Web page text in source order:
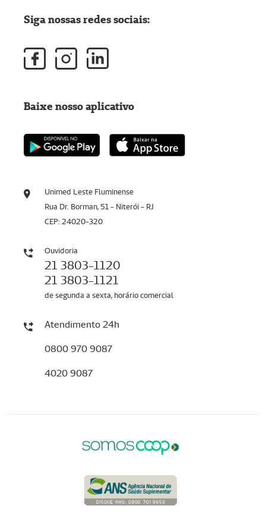
Unimed Leste Fluminense
Rua Dr. Borman, 51 - Niterói - RJ
CEP: 24020-320
Ouvidoria
21 3803-1120
21 3803-1121
de segunda a sexta, horário comercial
Atendimento 24h
0800 970 9087
4020 9087
Siga nossas redes sociais:
Baixe nosso aplicativo